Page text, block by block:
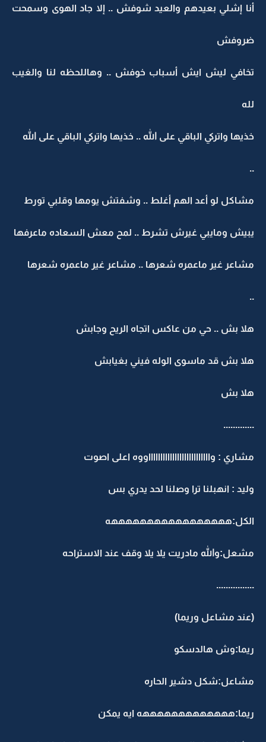
أنا إشلي بعيدهم والعيد شوفش .. إلا جاد الهوى وسمحت
ضروفش
تخافي ليش ايش أسباب خوفش .. وهاللحظه لنا والغيب
لله
خذيها واتركي الباقي على الله .. خذيها واتركي الباقي على الله
..
مشاكل لو أعد الهم أغلط .. وشفتش يومها وقلبي تورط
يبيش ومايبي غيرش تشرط .. لمح معش السعاده ماعرفها
مشاعر غير ماعمره شعرها .. مشاعر غير ماعمره شعرها
..
هلا بش .. حي من عاكس اتجاه الريح وجابش
هلا بش قد ماسوى الوله فيني بغيابش
هلا بش
.............
مشاري : وااااااااااااااااااااااااااووه اعلى اصوت
وليد : انهبلنا ترا وصلنا لحد يدري بس
الكل:هههههههههههههههههه
مشعل:والله مادريت يلا يلا وقف عند الاستراحه
................
(عند مشاعل وريما)
ريما:وش هالدسكو
مشاعل:شكل دشير الحاره
ريما:هههههههههههههه ايه يمكن